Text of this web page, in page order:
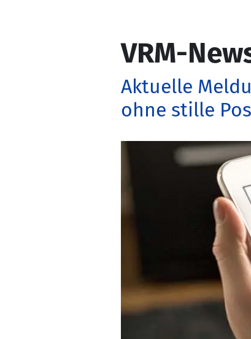
VRM-
Aktuelle
ohne stille